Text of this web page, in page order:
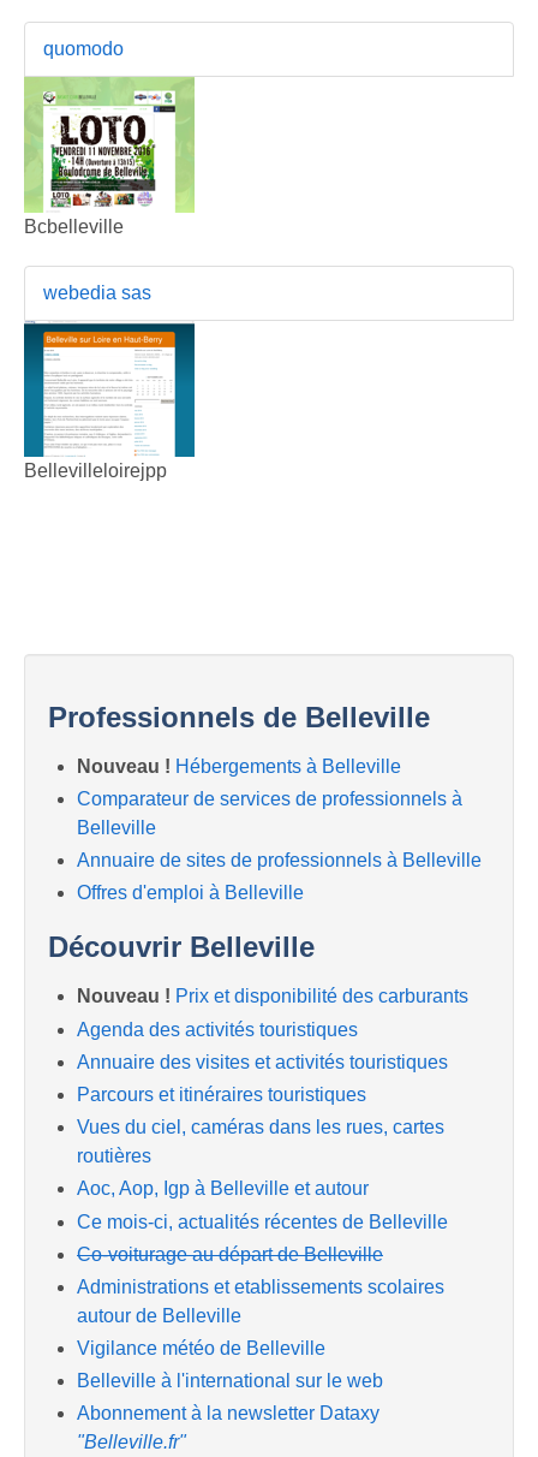
quomodo
Bcbelleville
webedia sas
Bellevilleloirejpp
Professionnels de Belleville
Nouveau ! Hébergements à Belleville
Comparateur de services de professionnels à
Belleville
Annuaire de sites de professionnels à Belleville
Offres d'emploi à Belleville
Découvrir Belleville
Nouveau ! Prix et disponibilité des carburants
Agenda des activités touristiques
Annuaire des visites et activités touristiques
Parcours et itinéraires touristiques
Vues du ciel, caméras dans les rues, cartes
routières
Aoc, Aop, Igp à Belleville et autour
Ce mois-ci, actualités récentes de Belleville
Co-voiturage au départ de Belleville
Administrations et etablissements scolaires
autour de Belleville
Vigilance météo de Belleville
Belleville à l'international sur le web
Abonnement à la newsletter Dataxy
"Belleville.fr"